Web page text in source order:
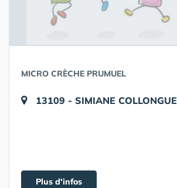
MICRO CRÈCHE PRUMUEL
13109 - SIMIANE COLLONGUE
Plus d'infos